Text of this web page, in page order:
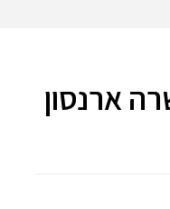
ארנסון